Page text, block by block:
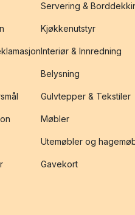
Servering &
Kjøkkenutstyr
Interiør & Innredning
Belysning
Gulvtepper & Tekstiler
Møbler
Utemøbler og
Gavekort